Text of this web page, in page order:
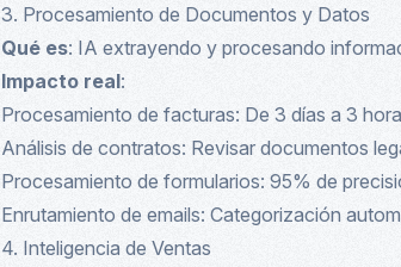
3. Procesamiento de Documentos y Datos
Qué es: IA extrayendo y procesando
Impacto real:
Procesamiento de facturas: De 3 días a 3
Análisis de contratos: Revisar documentos
Procesamiento de formularios: 95% de
Enrutamiento de emails: Categorización
4. Inteligencia de Ventas